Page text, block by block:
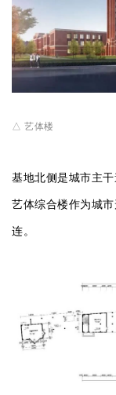
△ 艺体楼
基地北侧是城市主干
艺体综合楼作为城
连。